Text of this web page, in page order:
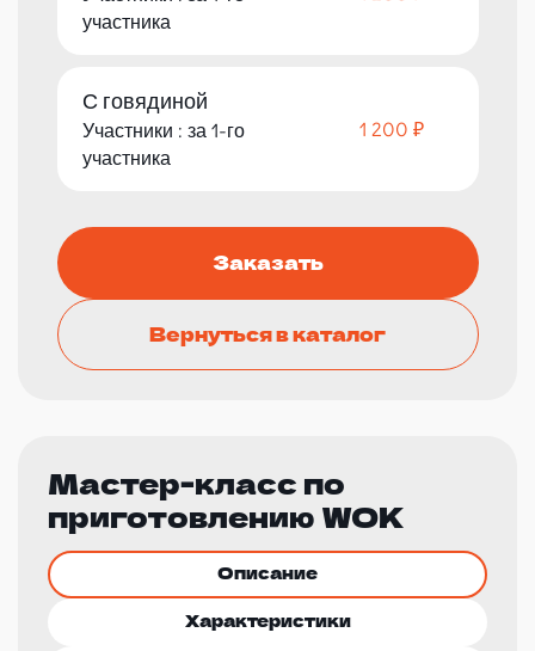
участника
С говядиной
Участники : за 1-го
участника
1 200 ₽
Заказать
Вернуться в каталог
Мастер-класс по
приготовлению WOK
Описание
Характеристики